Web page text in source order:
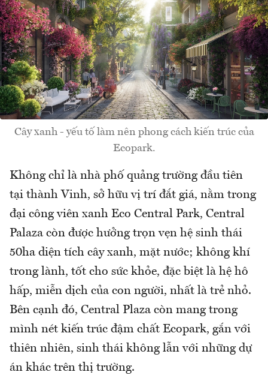
Cây xanh - yếu tố làm nên phong cách kiến trúc của
Ecopark.
Không chỉ là nhà phố quảng trường đầu tiên
tại thành Vinh, sở hữu vị trí đắt giá, nằm trong
đại công viên xanh Eco Central Park, Central
Palaza còn được hưởng trọn vẹn hệ sinh thái
50ha diện tích cây xanh, mặt nước; không khí
trong lành, tốt cho sức khỏe, đặc biệt là hệ hô
hấp, miễn dịch của con người, nhất là trẻ nhỏ.
Bên cạnh đó, Central Plaza còn mang trong
mình nét kiến trúc đậm chất Ecopark, gắn với
thiên nhiên, sinh thái không lẫn với những dự
án khác trên thị trường.